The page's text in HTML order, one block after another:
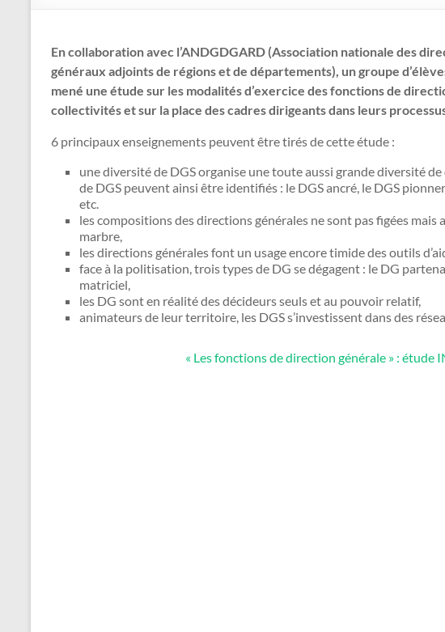
En collaboration avec l’ANDGDGARD (Association nationale des
généraux adjoints de régions et de départements), un groupe
mené une étude sur les modalités d’exercice des fonctions de
collectivités et sur la place des cadres dirigeants dans leurs
6 principaux enseignements peuvent être tirés de cette étude :
une diversité de DGS organise une toute aussi grande diversité
de DGS peuvent ainsi être identifiés : le DGS ancré, le DGS
etc.
les compositions des directions générales ne sont pas figées
marbre,
les directions générales font un usage encore timide des outils
face à la politisation, trois types de DG se dégagent : le DG
matriciel,
les DG sont en réalité des décideurs seuls et au pouvoir relatif,
animateurs de leur territoire, les DGS s’investissent dans des
« Les fonctions de direction générale » : étude